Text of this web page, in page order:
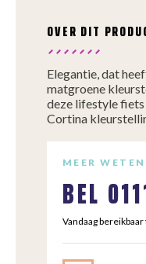
OVER DIT
Elegantie, dat
matgroene
deze lifestyle fiets
Cortina
MEER
BEL
Vandaag